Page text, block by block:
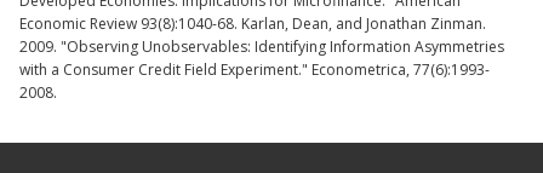
Economic Review 93(8):1040-68. Karlan, Dean, and Jonathan Zinman.
2009. "Observing Unobservables: Identifying Information Asymmetries
with a Consumer Credit Field Experiment." Econometrica, 77(6):1993-
2008.